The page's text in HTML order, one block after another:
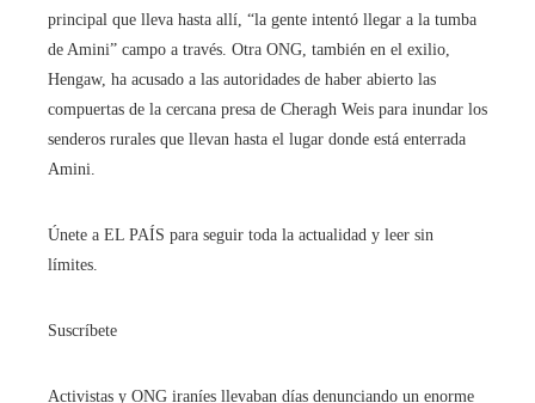
principal que lleva hasta allí, “la gente intentó llegar a la tumba
de Amini” campo a través. Otra ONG, también en el exilio,
Hengaw, ha acusado a las autoridades de haber abierto las
compuertas de la cercana presa de Cheragh Weis para inundar los
senderos rurales que llevan hasta el lugar donde está enterrada
Amini.
Únete a EL PAÍS para seguir toda la actualidad y leer sin
límites.
Suscríbete
Activistas y ONG iraníes llevaban días denunciando un enorme